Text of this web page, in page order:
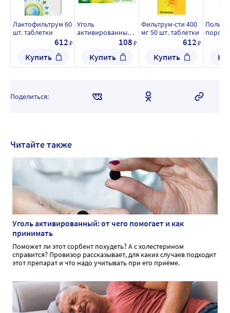
Лактофильтрум 60
шт. таблетки
612₽
Купить
Уголь
активированный
108₽
Купить
Фильтрум-сти 400
мг 50 шт. таблетки
612₽
Купить
Поделиться:
Читайте также
Уголь активированный: от чего помогает и как
принимать
Поможет ли этот сорбент похудеть? А с холестерином
справится? Провизор рассказывает, для каких случаев подходит
этот препарат и что надо учитывать при его приёме.